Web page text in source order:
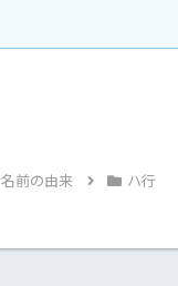
名前の由来 ハ行